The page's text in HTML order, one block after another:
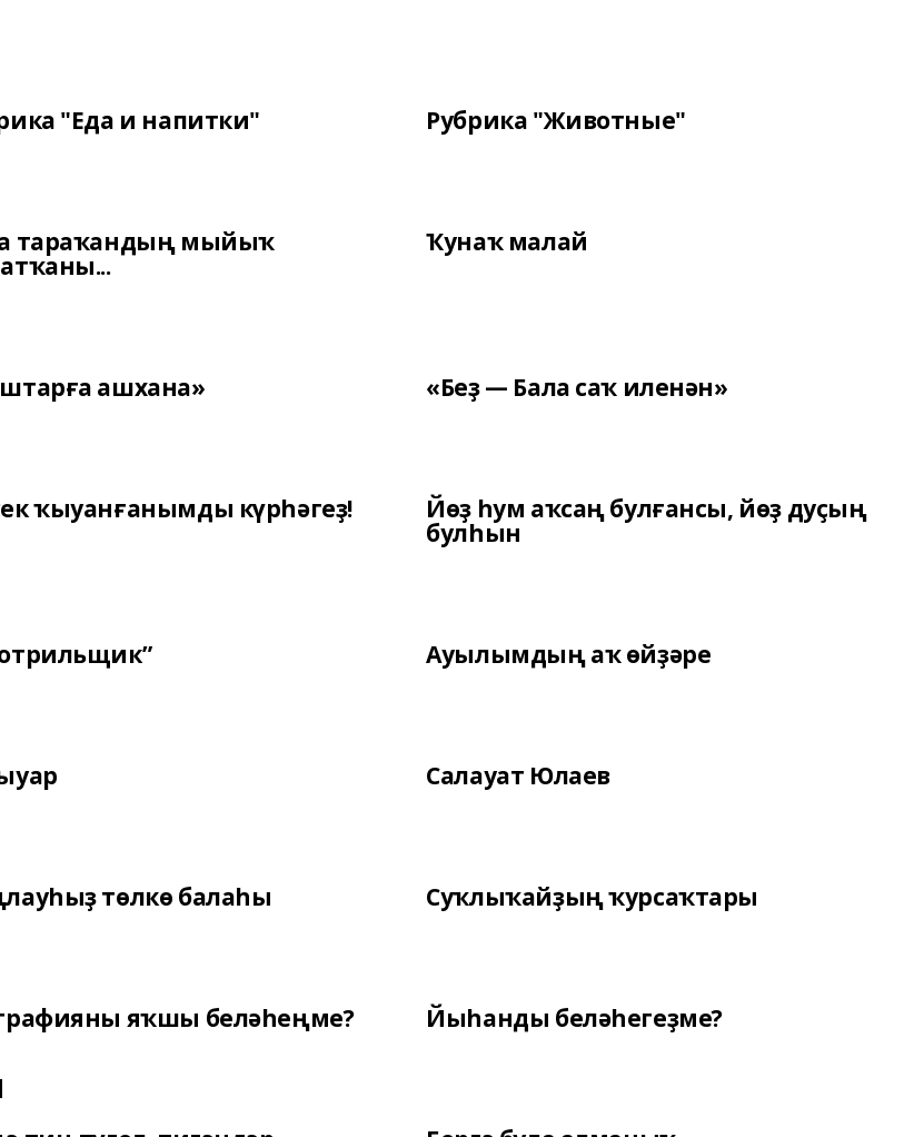
"Еда и напитки" Рубрика "Животные"
тараҡандың мыйыҡ Ҡунаҡ малай
ашхана» «Беҙ — Бала саҡ иленән»
ҡыуанғанымды күрһәгеҙ! Йөҙ һум аҡсаң булғансы, йөҙ дуҫың
булһын
Ауылымдың аҡ өйҙәре
Салауат Юлаев
төлкө балаһы Суҡлыҡайҙың ҡурсаҡтары
яҡшы беләһеңме? Йыһанды беләһегеҙме?